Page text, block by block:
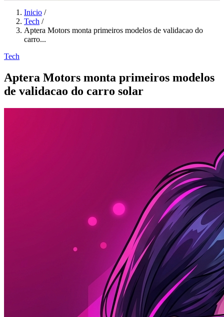
Inicio /
Tech /
Aptera Motors monta primeiros modelos de validacao do
carro...
Tech
Aptera Motors monta primeiros modelos
de validacao do carro solar